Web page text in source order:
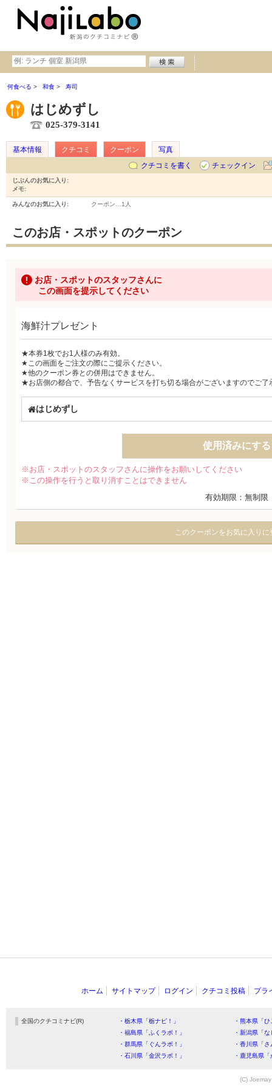
何食べる 和食 寿司
はじめずし
025-379-3141
基本情報 クチコミ クーポン
写真
クチコミを書く
チェックイン
じぶんのお気に入り:
メモ:
みんなのお気に入り: クーポン… 1人
このお店・スポットのクーポン
お店・スポットのスタッフさんに
この画面を提示してください
海鮮汁プレゼント
★本券1枚でお1人様のみ有効。
★この画面をご注文の際にご提示ください。
★他のクーポン券との併用はできません。
★お店側の都合で、予告なくサービスを打ち切る場合がございますのでご了
はじめずし
使用済みにする
※お店・スポットのスタッフさんに操作をお願いしてください
※この操作を行うと取り消すことはできません
有効期限：無制限
このクーポンをお気に入りに
ホーム サイトマップ ログイン クチコミ投稿 プラ
全国のクチコミナビ(R) ・栃木県「栃ナビ！」
・熊本県「
・福島県「ふくラボ！」
・新潟県「
・群馬県「ぐんラボ！」
・香川県「
・石川県「金沢ラボ！」
・鹿児島県
(C)